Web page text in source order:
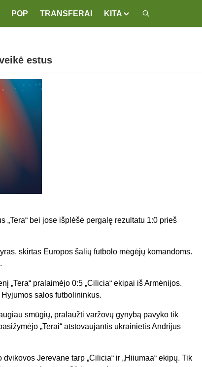
POP TRANSFERAI KITA
estus
bei jose išplėšė pergalę rezultatu 1:0 prieš
skirtas Europos šalių futbolo mėgėjų komandoms.
„Tera“ pralaimėjo 0:5 „Cilicia“ ekipai iš Armėnijos.
salos futbolininkus.
smūgių, pralaužti varžovų gynybą pavyko tik
„Terai“ atstovaujantis ukrainietis Andrijus
Jerevane tarp „Cilicia“ ir „Hiiumaa“ ekipų. Tik